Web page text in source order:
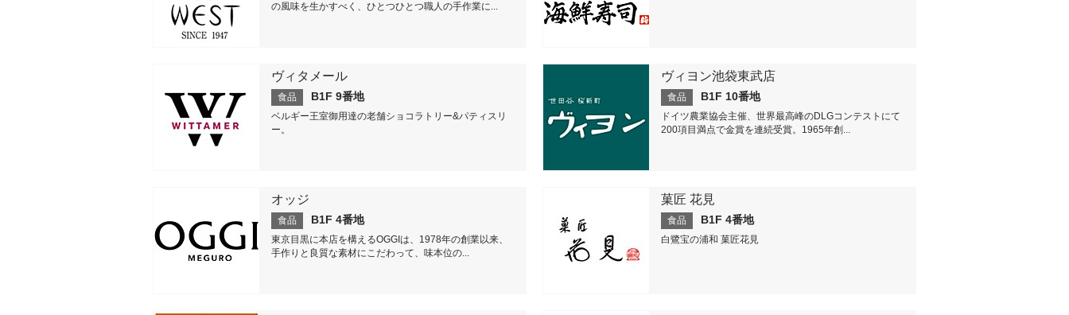
の風味を生かすべく、ひとつひとつ職人の手作業に...
ヴィタメール
食品 B1F 9番地
ベルギー王室御用達の老舗ショコラトリー&パティスリ
ー。
ヴィヨン池袋東武店
食品 B1F 10番地
ドイツ農業協会主催、世界最高峰のDLGコンテストにて
200項目満点で金賞を連続受賞。1965年創...
オッジ
食品 B1F 4番地
東京目黒に本店を構えるOGGIは、1978年の創業以来、
手作りと良質な素材にこだわって、味本位の...
菓匠 花見
食品 B1F 4番地
白鷺宝の浦和 菓匠花見